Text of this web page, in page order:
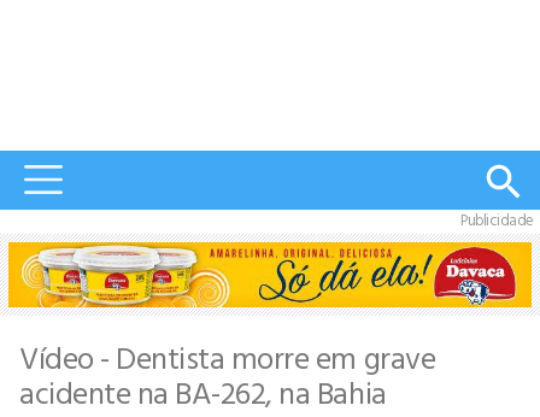
Publicidade
Vídeo - Dentista morre em grave
acidente na BA-262, na Bahia